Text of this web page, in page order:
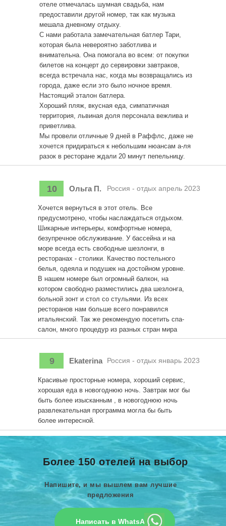
отеле отмечалась шумная свадьба, нам
предоставили другой номер, так как музыка
мешала дневному отдыху.
С нами работала замечательная батлер Тари,
которая была невероятно заботлива и
внимательна. Она помогала во всем: от покупки
билетов на концерт до сервировки завтраков,
всегда встречала нас, когда мы возвращались из
города, даже если это было ночное время.
Настоящий эталон батлера.
Хороший пляж, вкусная еда, симпатичная
территория, львиная доля персонала вежлива и
приветлива.
Мы провели отличные 9 дней в Раффлс, даже не
хочется придираться к небольшим нюансам а-ля
разок в ресторане ждали 20 минут пепельницу.
Ольга П. Россия - отдых апрель 2023
10
Хочется вернуться в этот отель. Все
предусмотрено, чтобы наслаждаться отдыхом.
Шикарные интерьеры, комфортные номера,
безупречное обслуживание. У бассейна и на
море всегда есть свободные шезлонги, в
ресторанах - столики. Качество постельного
белья, одеяла и подушек на достойном уровне.
В нашем номере был огромный балкон, на
котором свободно разместились два шезлонга,
больной зонт и стол со стульями. Из всех
ресторанов нам больше всего понравился
итальянский. Так же рекомендую посетить спа-
салон, много процедур из разных стран мира
Ekaterina Россия - отдых январь 2023
Красивые просторные номера, хороший сервис,
хорошая еда в новогоднюю ночь. Завтрак мог бы
быть более изысканным , в новогоднюю ночь
развлекательная программа могла бы быть
более интересной.
9
Напишите, и мы вышлем вам лучшие
предложения
Написать в WhatsApp
Более 150 отелей на выбор